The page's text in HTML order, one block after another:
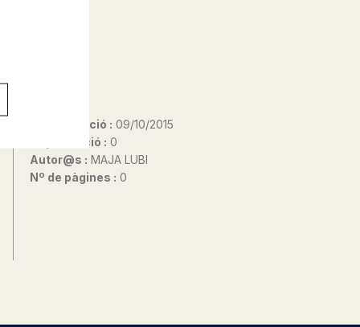
Data d'edició : 09/10/2015
Any d'edició : 0
Autor@s : MAJA LUBI
Nº de pàgines : 0